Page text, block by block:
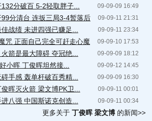
09-09-09 16:49
分破百 5-2轻取胖子...
09-09-11 21:31
分清台 连扳三局3-4暂落后
09-09-11 23:34
战绩 未进四强已赚足...
09-09-10 17:53
咒 正面自己完全可赶走心魔
09-09-09 18:12
箭是最大障碍 夺冠绝...
09-09-12 14:45
小晖 丁俊晖坦然接...
09-09-09 16:30
手感 轰单杆破百秀精...
09-09-11 00:01
晖灭火箭 梁文博PK卫...
09-09-11 00:34
八强 中国斯诺克创造...
更多关于 丁俊晖 梁文博 的新闻>>